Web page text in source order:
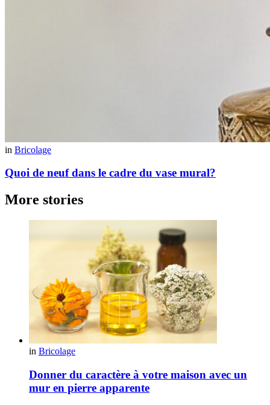
in Bricolage
Quoi de neuf dans le cadre du vase mural?
More stories
in Bricolage
Donner du caractère à votre maison avec un
mur en pierre apparente